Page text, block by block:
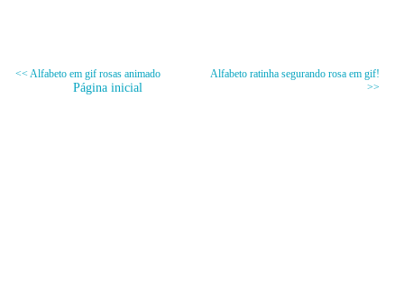
<< Alfabeto em gif rosas animado
Alfabeto ratinha segurando rosa em gif!
>>
Página inicial